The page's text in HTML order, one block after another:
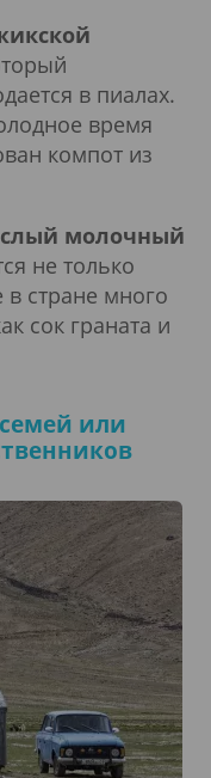
в пиалах.
время
компот из
молочный
не только
стране много
сок граната и
или